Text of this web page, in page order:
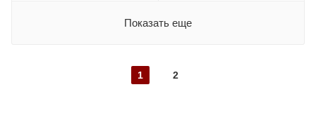
Показать еще
1 2